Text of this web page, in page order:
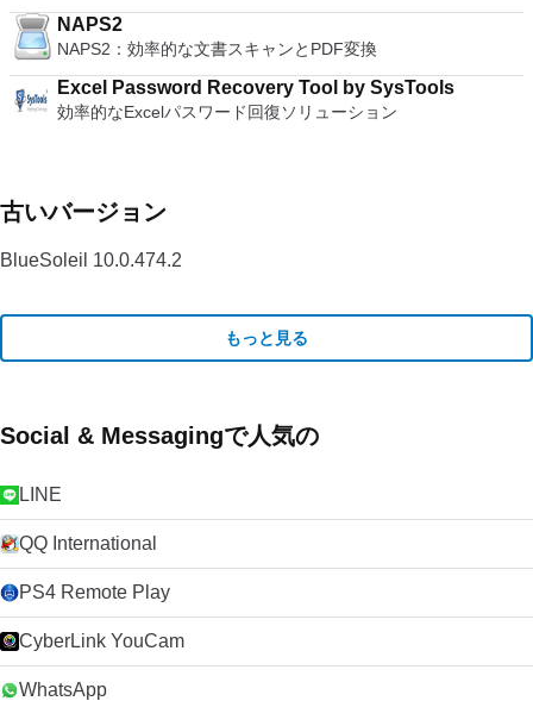
NAPS2
NAPS2：効率的な文書スキャンとPDF変換
Excel Password Recovery Tool by SysTools
効率的なExcelパスワード回復ソリューション
古いバージョン
BlueSoleil 10.0.474.2
もっと見る
Social & Messagingで人気の
LINE
QQ International
PS4 Remote Play
CyberLink YouCam
WhatsApp